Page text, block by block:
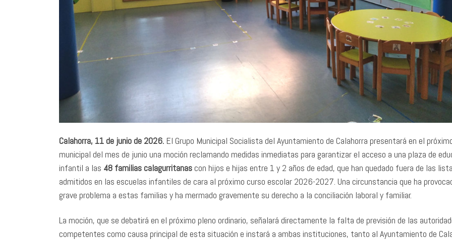
Calahorra, 11 de junio de 2026. El Grupo Municipal Socialista del Ayuntamiento de Calahorra presentará en el
municipal del mes de junio una moción reclamando medidas inmediatas para garantizar el acceso a una plaza de
infantil a las 48 familias calagurritanascon hijos e hijas entre 1 y 2 años de edad, que han quedado fuera de las
admitidos en las escuelas infantiles de cara al próximo curso escolar 2026-2027. Una circunstancia que ha
grave problema a estas familias y ha mermado gravemente su derecho a la conciliación laboral y familiar.
La moción, que se debatirá en el próximo pleno ordinario, señalará directamente la falta de previsión de las
competentes como causa principal de esta situación e instará a ambas instituciones, tanto al Ayuntamiento de